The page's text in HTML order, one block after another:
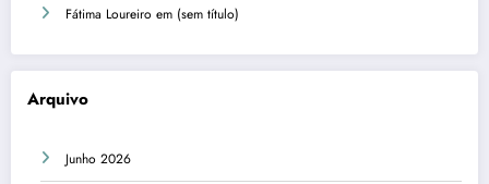
Fátima Loureiro em (sem título)
Arquivo
Junho 2026